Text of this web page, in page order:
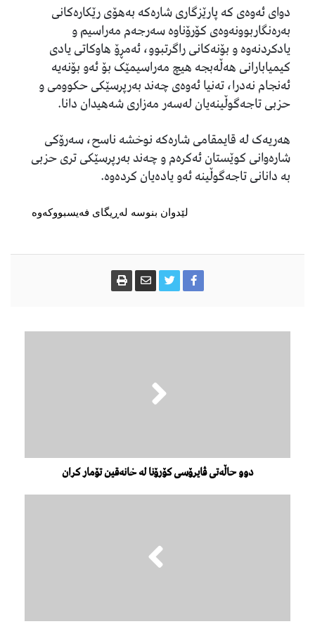
دوای ئەوەی کە پارێزگاری شارەکە بەهۆی رێکارەکانی
بەرەنگاربوونەوەی کۆرۆناوە سەرجەم مەراسیم و
یادکردنەوە و بۆنەکانی راگرتبوو، ئەمڕۆ هاوکاتی یادی
کیمیابارانی هەڵەبجە هیچ مەراسیمێک بۆ ئەو بۆنەیە
ئەنجام نەدرا، تەنیا ئەوەی چەند بەرپرسێکی حکوومی و
حزبی تاجەگوڵینەیان لەسەر مەزاری شەهیدان دانا.
هەریەک لە قایمقامی شارەکە نوخشە ناسح، سەرۆکی
شارەوانی کوێستان ئەکرەم و چەند بەرپرسێکی تری حزبی
بە دانانی تاجەگوڵینە ئەو یادەیان کردەوە.
لێدوان بنوسە لەڕیگای فەیسبووکەوە
دوو حاڵەتی ڤایرۆسی کۆرۆنا لە خانەقین تۆمار کران